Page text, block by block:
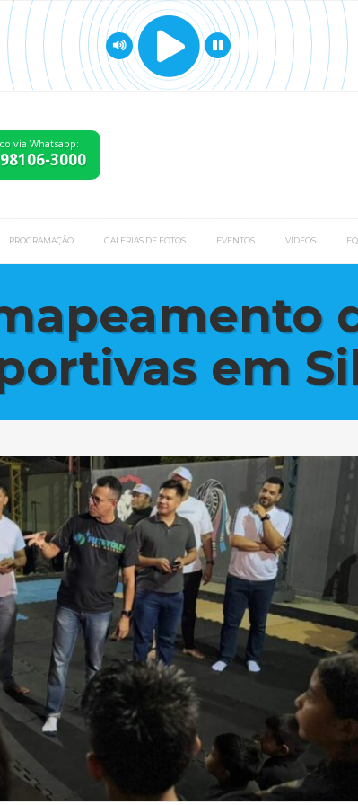
via Whatsapp:
3000
PROGRAMAÇÃO GALERIAS DE FOTOS EVENTOS VÍDEOS
em